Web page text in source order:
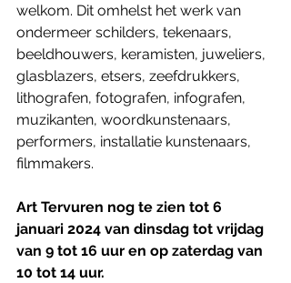
welkom. Dit omhelst het werk van
ondermeer schilders, tekenaars,
beeldhouwers, keramisten, juweliers,
glasblazers, etsers, zeefdrukkers,
lithografen, fotografen, infografen,
muzikanten, woordkunstenaars,
performers, installatie kunstenaars,
filmmakers.
Art Tervuren nog te zien tot 6
januari 2024 van dinsdag tot vrijdag
van 9 tot 16 uur en op zaterdag van
10 tot 14 uur.